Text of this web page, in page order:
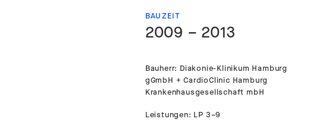
BAUZEIT
2009 – 2013
Bauherr: Diakonie-Klinikum Hamburg
gGmbH + CardioClinic Hamburg
Krankenhausgesellschaft mbH
Leistungen: LP 3–9